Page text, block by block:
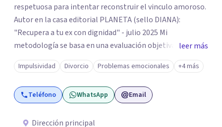
respetuosa para intentar reconstruir el vinculo amoroso.
Autor en la casa editorial PLANETA (sello DIANA):
"Recupera a tu ex con dignidad" - julio 2025 Mi
metodología se basa en una evaluación objetiva de
escenarios según la necesidad del paciente, centrada en
tres ejes fundamentales: 1- Análisis de viabilidad:
estimación de probabilidades reales de recuperación de la
relación de pareja 2- Análisis conductual: evaluación de
interacción 3- Soporte emocional: acompañamiento
leer más
Impulsividad Divorcio Problemas emocionales +4 más
Teléfono WhatsApp Email
Dirección principal